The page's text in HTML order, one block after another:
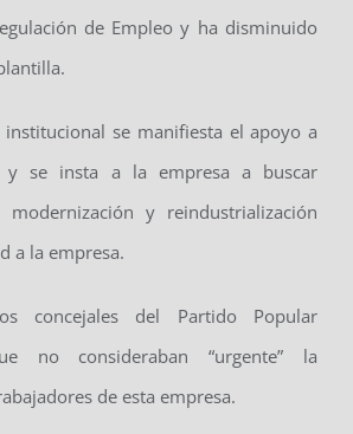
de Empleo y ha disminuido
institucional se manifiesta el apoyo a
y se insta a la empresa a buscar
y reindustrialización
a la empresa.
concejales del Partido Popular
no consideraban “urgente” la
de esta empresa.